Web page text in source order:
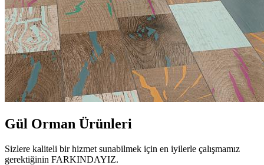
Gül Orman Ürünleri
Sizlere kaliteli bir hizmet sunabilmek için en iyilerle çalışmamız
gerektiğinin FARKINDAYIZ.